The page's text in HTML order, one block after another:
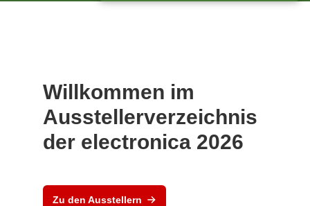
Willkommen im
Ausstellerverzeichnis
der electronica 2026
Zu den Ausstellern